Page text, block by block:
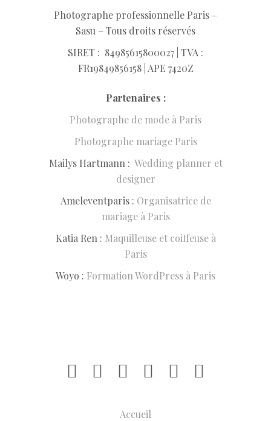
Photographe professionnelle Paris –
Sasu – Tous droits réservés
SIRET : 84985615800027 | TVA :
FR19849856158 | APE 7420Z
Partenaires :
Photographe de mode à Paris
Photographe mariage Paris
Mailys Hartmann : Wedding planner et
designer
Ameleventparis : Organisatrice de
mariage à Paris
Katia Ren : Maquilleuse et coiffeuse à
Paris
Woyo : Formation WordPress à Paris
Accueil